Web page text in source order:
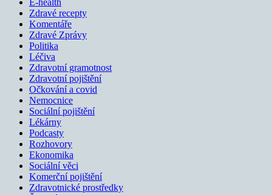
Zdravé recepty
Komentáře
Zdravé Zprávy
Politika
Léčiva
Zdravotní gramotnost
Zdravotní pojištění
Očkování a covid
Nemocnice
Sociální pojištění
Lékárny
Podcasty
Rozhovory
Ekonomika
Sociální věci
Komerční pojištění
Zdravotnické prostředky